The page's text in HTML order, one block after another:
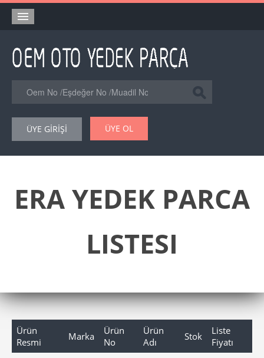
Orjinal Yedek Parça
Eşdeğer Muadil Yedek Parça
Şase Numarası VIN Yedekparça Sorgulama
Hakkımızda
Forum
ÜYE GİRİŞİ ÜYE OL
ERA YEDEK PARCA
LISTESI
Ürün
Resmi
Marka
Ürün
No
Ürün
Adı
Stok
Liste
Fiyatı